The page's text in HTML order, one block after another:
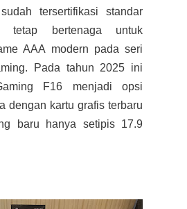
tersertifikasi standar
tetap bertenaga untuk
AAA modern pada seri
Pada tahun 2025 ini
F16 menjadi opsi
dengan kartu grafis terbaru
baru hanya setipis 17.9